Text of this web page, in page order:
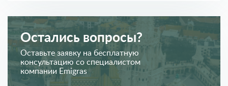
Остались вопросы?
Оставьте заявку на бесплатную
консультацию со специалистом
компании Emigras